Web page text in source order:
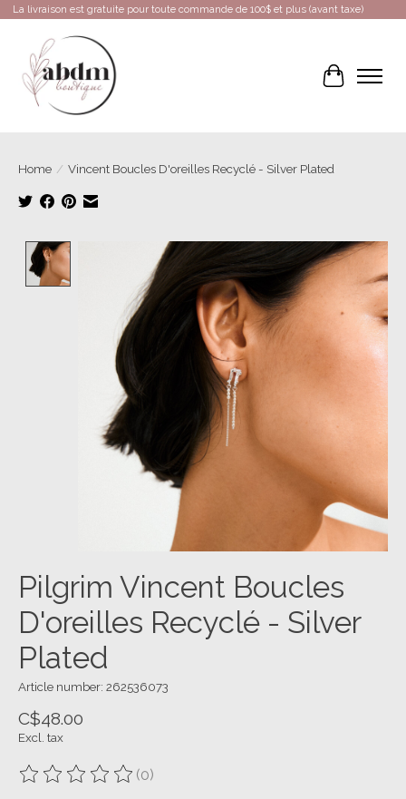
La livraison est gratuite pour toute commande de 100$ et plus (avant taxe)
Cart
Home / Vincent Boucles D'oreilles Recyclé - Silver Plated
Product image slideshow Items
Pilgrim Vincent Boucles
D'oreilles Recyclé - Silver
Plated
Article number: 262536073
C$48.00
Excl. tax
The rating of this product is
(0)